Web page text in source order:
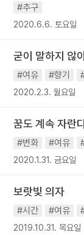
#추구
2020.6.6. 토요일
굳이 말하지 않
#여유 #향기
2020.2.3. 월요일
꿈도 계속 자란
#변화 #여유
2020.1.31. 금요일
보랏빛 의자
#시간 #여유
2019.10.31. 목요일